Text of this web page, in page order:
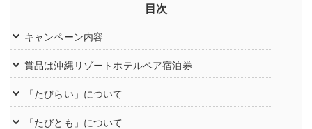
目次
キャンペーン内容
賞品は沖縄リゾートホテルペア宿泊券
「たびらい」について
「たびとも」について